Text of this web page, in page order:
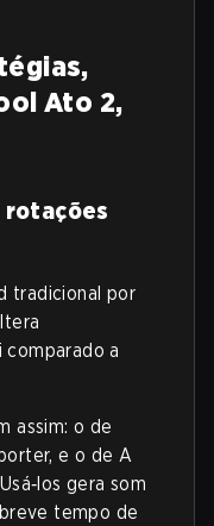
Ato 2,
tradicional por
a
assim: o de
e o de A
gera som
tempo de